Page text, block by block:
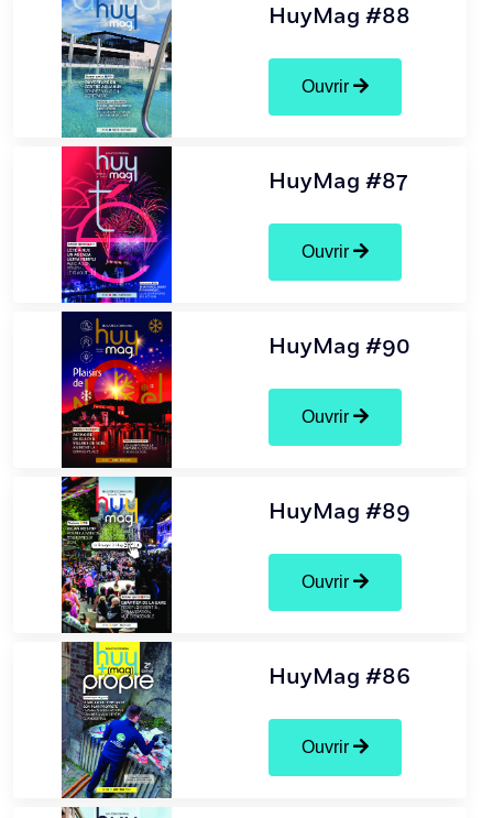
HuyMag #88
Ouvrir
HuyMag #87
Ouvrir
HuyMag #90
Ouvrir
HuyMag #89
Ouvrir
HuyMag #86
Ouvrir